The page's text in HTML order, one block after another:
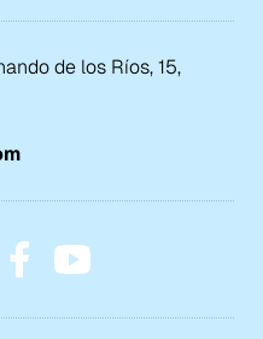
de los Ríos, 15,